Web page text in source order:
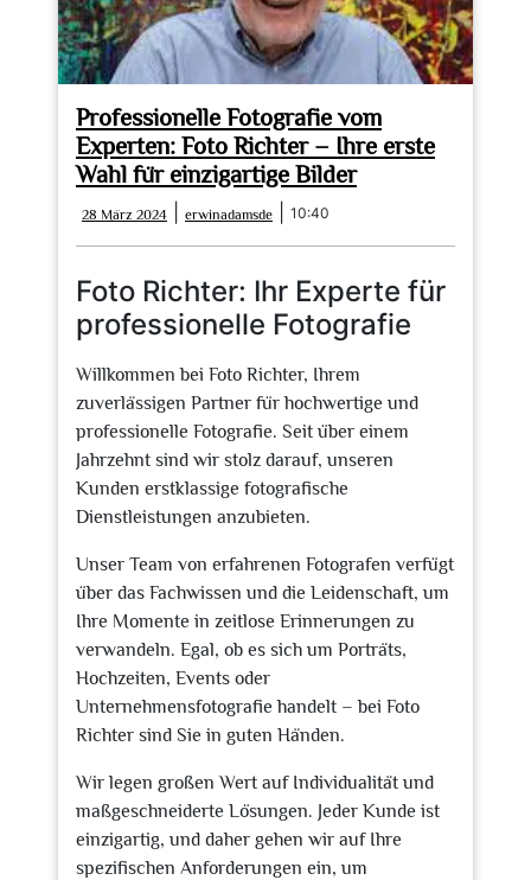
Professionelle Fotografie vom
Experten: Foto Richter – Ihre erste
Wahl für einzigartige Bilder
28 März 2024
März
2024
erwinadamsde erwinadamsde
10:40
Foto Richter: Ihr Experte für
professionelle Fotografie
Willkommen bei Foto Richter, Ihrem
zuverlässigen Partner für hochwertige und
professionelle Fotografie. Seit über einem
Jahrzehnt sind wir stolz darauf, unseren
Kunden erstklassige fotografische
Dienstleistungen anzubieten.
Unser Team von erfahrenen Fotografen verfügt
über das Fachwissen und die Leidenschaft, um
Ihre Momente in zeitlose Erinnerungen zu
verwandeln. Egal, ob es sich um Porträts,
Hochzeiten, Events oder
Unternehmensfotografie handelt – bei Foto
Richter sind Sie in guten Händen.
Wir legen großen Wert auf Individualität und
maßgeschneiderte Lösungen. Jeder Kunde ist
einzigartig, und daher gehen wir auf Ihre
spezifischen Anforderungen ein, um